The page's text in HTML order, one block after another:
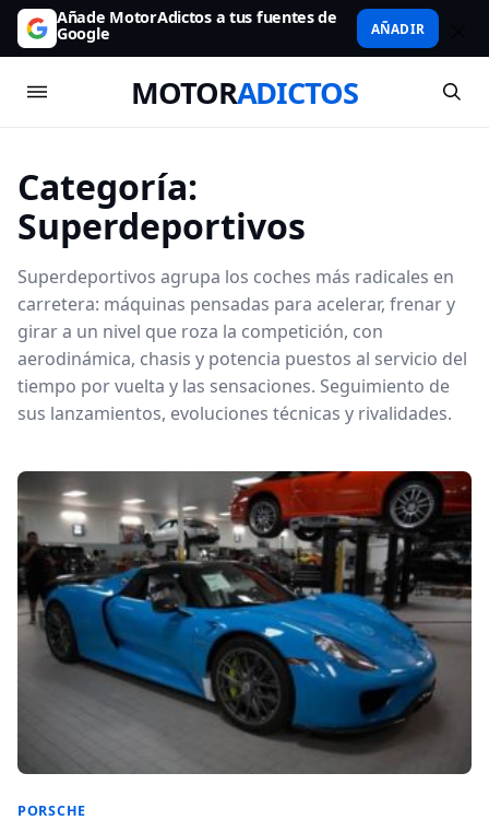
Añade MotorAdictos a tus fuentes de
Google AÑADIR
MOTORADICTOS
Categoría:
Superdeportivos
Superdeportivos agrupa los coches más radicales en
carretera: máquinas pensadas para acelerar, frenar y
girar a un nivel que roza la competición, con
aerodinámica, chasis y potencia puestos al servicio del
tiempo por vuelta y las sensaciones. Seguimiento de
sus lanzamientos, evoluciones técnicas y rivalidades.
PORSCHE